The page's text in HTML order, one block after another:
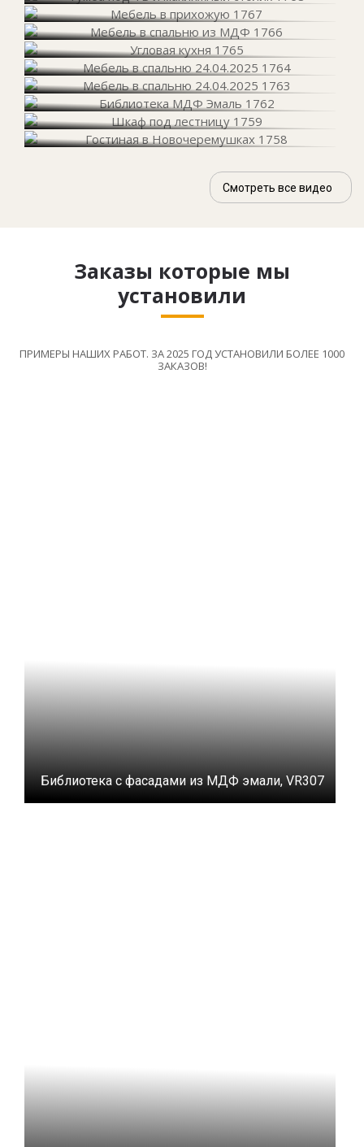
Смотреть все видео
Заказы которые мы
установили
ПРИМЕРЫ НАШИХ РАБОТ. ЗА 2025 ГОД УСТАНОВИЛИ БОЛЕЕ 1000
ЗАКАЗОВ!
Библиотека с фасадами из МДФ эмали, VR307